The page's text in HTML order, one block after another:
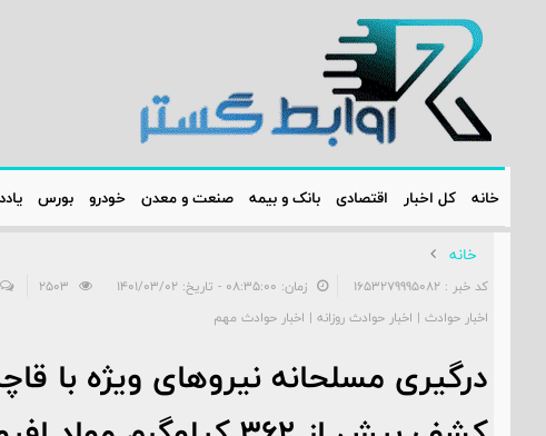
خانه کل اخبار اقتصادی بانک و بیمه صنعت و معدن خودرو بورس
خانه
کد خبر : 1653279995082 زمان: ۰۸:۳۵:۰۰ - تاریخ: ۱۴۰۱/۰۳/۰۲
اخبار حوادث | اخبار حوادث روزانه | اخبار حوادث مهم
درگیری مسلحانه نیروهای ویژه با